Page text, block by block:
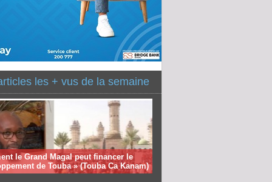
les + vus de la semaine
le Grand Magal peut financer le
de Touba » (Touba Ca Kanam)